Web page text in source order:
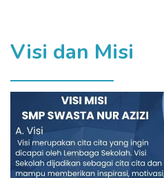
Visi dan Misi